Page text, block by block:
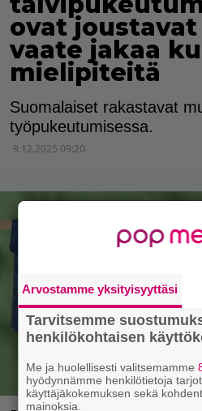
ovat
vaate jakaa
mielipiteitä
Suomalaiset rakastavat
työpukeutumisessa.
9.12.2025 09:20
Arvostamme yksityisyyttäsi
Tarvitsemme
henkilökohtaisen
Me ja huolellisesti valitsemamme
hyödynnämme henkilötietoja
käyttäjäkokemuksen sekä
mainoksia.